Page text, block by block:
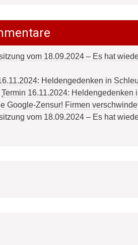
vom 18.09.2024 – Es hat
Heldengedenken in
Termin 16.11.2024: Heldengedenken
Google-Zensur! Firmen
vom 18.09.2024 – Es hat